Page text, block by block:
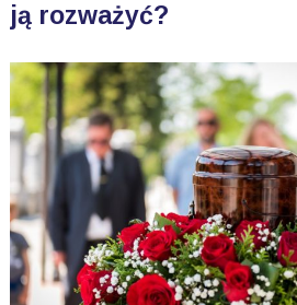
ją rozważyć?